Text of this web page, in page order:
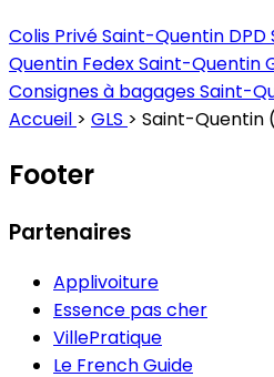
Colis Privé Saint-Quentin
Quentin Fedex Saint-Quentin
Consignes à bagages Saint-
Accueil > GLS > Saint-Quentin
Footer
Partenaires
Applivoiture
Essence pas cher
VillePratique
Le French Guide